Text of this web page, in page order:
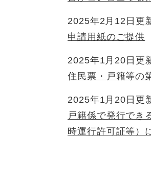
2025年2月12日更
申請用紙のご提供
2025年1月20日更
住民票・戸籍等の
2025年1月20日更
戸籍係で発行でき
時運行許可証等）